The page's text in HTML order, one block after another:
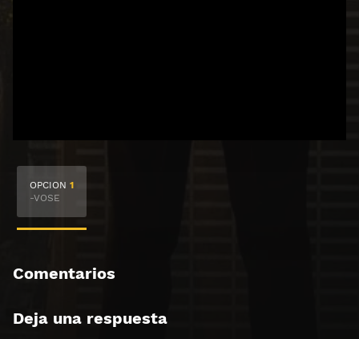
Haz clic 3 veces en el botón para desbloquear el
⏰ El acceso expira en 1 hora
OPCION 1
-VOSE
Comentarios
Deja una respuesta